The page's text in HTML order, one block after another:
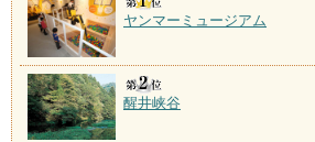
ヤンマーミュージアム
醒井峡谷